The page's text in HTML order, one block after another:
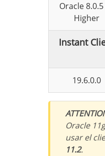
Oracle 8.0.5 or
Higher
Instant
19.6.0.0
Oracle
usar el
11.2.